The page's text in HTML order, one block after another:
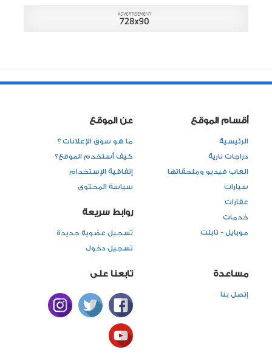
أقسام الموقع
الرئيسية
دراجات نارية
العاب فيديو وملحقاتها
سيارات
عقارات
خدمات
موبايل - تابلت
عن الموقع
ما هو سوق الإعلانات ؟
كيف أستخدم الموقع؟
إتفاقية الإستخدام
سياسة المحتوى
روابط سريعة
تسجيل عضوية جديدة
تسجيل دخول
مساعدة
إتصل بنا
تابعنا على